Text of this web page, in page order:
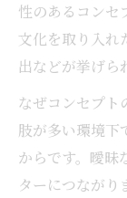
性のあるコンセ
文化を取り入れ
出などが挙げら
なぜコンセプト
肢が多い環境下
からです。曖昧
ターにつなが